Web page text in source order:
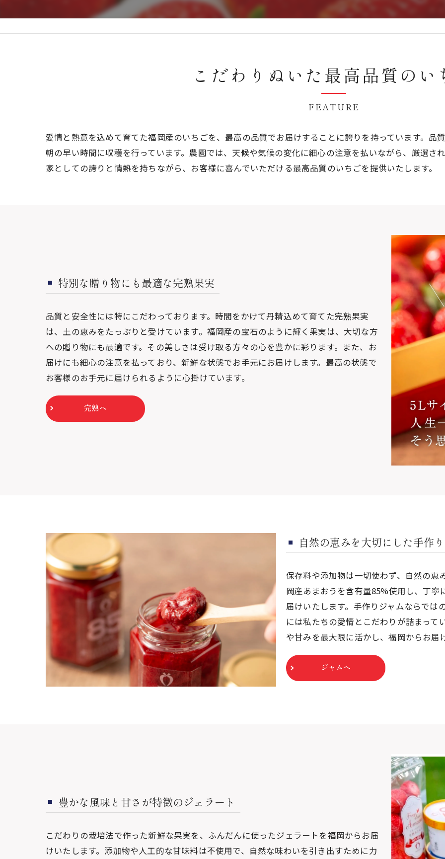
こだわりぬいた最高品質のい
FEATURE
愛情と熱意を込めて育てた福岡産のいちごを、最高の品質でお届けすることに誇りを持っています。品
朝の早い時間に収穫を行っています。農園では、天候や気候の変化に細心の注意を払いながら、厳選さ
家としての誇りと情熱を持ちながら、お客様に喜んでいただける最高品質のいちごを提供いたします。
特別な贈り物にも最適な完熟果実
品質と安全性には特にこだわっております。時間をかけて丹精込めて育てた完熟果実
は、土の恵みをたっぷりと受けています。福岡産の宝石のように輝く果実は、大切な方
への贈り物にも最適です。その美しさは受け取る方々の心を豊かに彩ります。また、お
届けにも細心の注意を払っており、新鮮な状態でお手元にお届けします。最高の状態で
お客様のお手元に届けられるように心掛けています。
完熟へ
自然の恵みを大切にした手作
保存料や添加物は一切使わず、自然の恵
岡産あまおうを含有量85%使用し、丁
届けいたします。手作りジャムならでは
には私たちの愛情とこだわりが詰まっ
や甘みを最大限に活かし、福岡からお届
ジャムへ
豊かな風味と甘さが特徴のジェラート
こだわりの栽培法で作った新鮮な果実を、ふんだんに使ったジェラートを福岡からお届
けいたします。添加物や人工的な甘味料は不使用で、自然な味わいを引き出すために力